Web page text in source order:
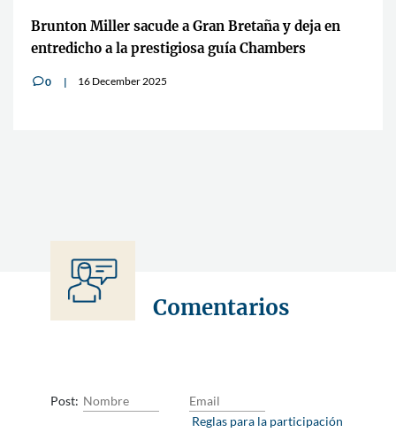
Brunton Miller sacude a Gran Bretaña y deja en
entredicho a la prestigiosa guía Chambers
v0 16 December 2025
Comentarios
Post:
Reglas para la participación